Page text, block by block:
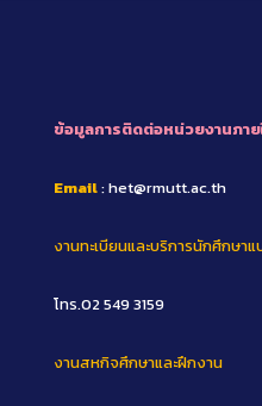
ข้อมูลการติดต่อหน่วยงานภา
Email: het@rmutt.ac.th
งานทะเบียนและบริการนักศึกษาแ
โทร.02 549 3159
งานสหกิจศึกษาและฝึกงาน